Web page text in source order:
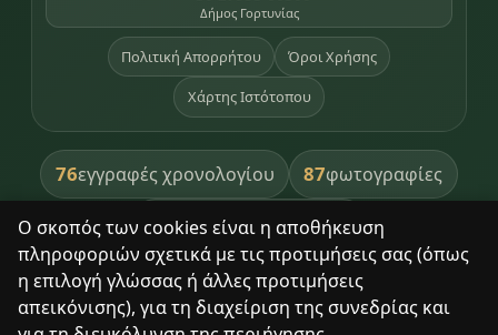
Ο σκοπός των cookies είναι η αποθήκευση
πληροφοριών σχετικά με τις προτιμήσεις σας (όπως
η επιλογή γλώσσας ή άλλες προτιμήσεις
απεικόνισης), για τη διαχείριση της συνεδρίας και
Δήμος Γορτυνίας
Πολιτική Απορρήτου Όροι Χρήσης
Χάρτης Ιστότοπου
76εγγραφές χρονολογίου 87φωτογραφίες
391βιβλία βιβλιοθήκης
8σημεία κληρονομιάς